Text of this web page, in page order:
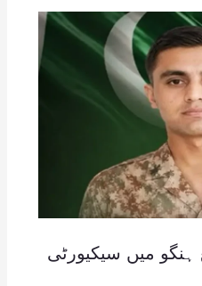
ہنگو میں سیکیورٹی